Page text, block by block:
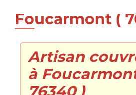
Foucarmont (
Artisan
à
76340 )